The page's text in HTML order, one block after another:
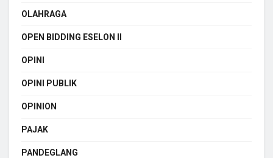
OLAHRAGA
OPEN BIDDING ESELON II
OPINI
OPINI PUBLIK
OPINION
PAJAK
PANDEGLANG